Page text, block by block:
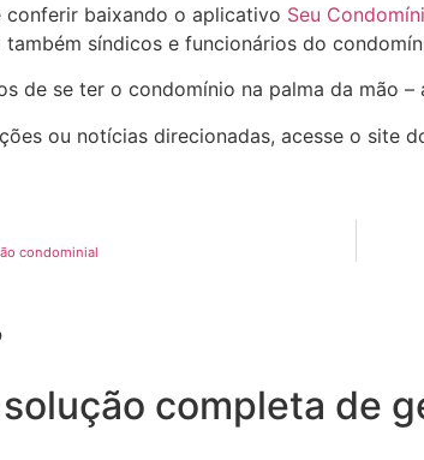
baixando o aplicativo Seu
síndicos e funcionários do
de se ter o condomínio na palma da mão
ou notícias direcionadas, acesse o site
condominial
completa de